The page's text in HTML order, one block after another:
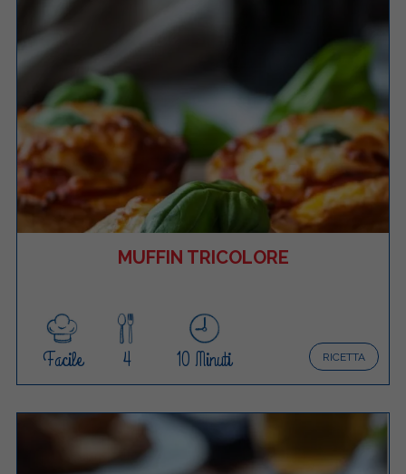
MUFFIN TRICOLORE
RICETTA
Facile 4 10 Minuti